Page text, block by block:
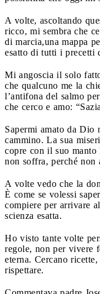
A volte, ascoltando
ricco, mi sembra che
di marcia,una mappa
esatto di tutti i precetti
Mi angoscia il solo
che qualcuno me la
l’antifona del salmo
che cerco e amo:
Sapermi amato da Dio
cammino. La sua
copre con il suo
non soffra, perché non
A volte vedo che la
È come se volessi
compiere per arrivare
scienza esatta.
Ho visto tante volte
regole, non per vivere
eterna. Cercano
rispettare.